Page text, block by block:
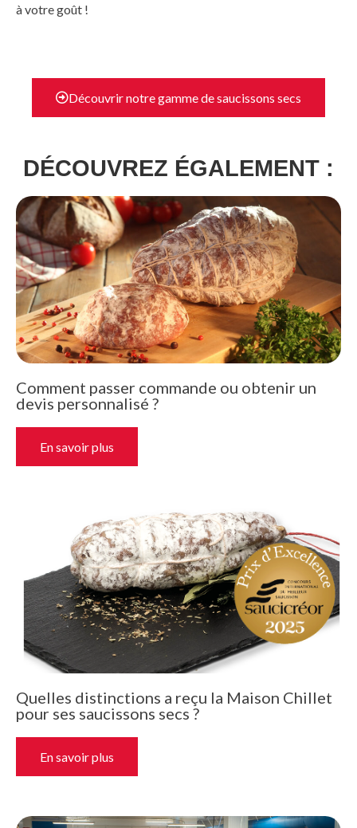
à votre goût !
Découvrir notre gamme de saucissons secs
DÉCOUVREZ ÉGALEMENT :
Comment passer commande ou obtenir un
devis personnalisé ?
En savoir plus
Quelles distinctions a reçu la Maison Chillet
pour ses saucissons secs ?
En savoir plus